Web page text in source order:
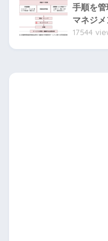
手順を
マネジメ
17544